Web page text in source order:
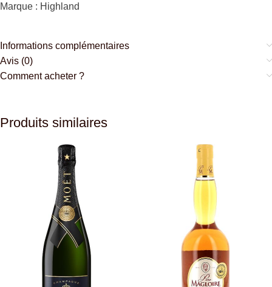
Marque : Highland
Informations complémentaires
Avis (0)
Comment acheter ?
Produits similaires